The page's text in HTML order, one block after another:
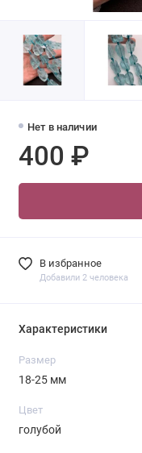
Нет в наличии
400 ₽
В избранное
Добавили 2 человека
Характеристики
Размер
18-25 мм
Цвет
голубой